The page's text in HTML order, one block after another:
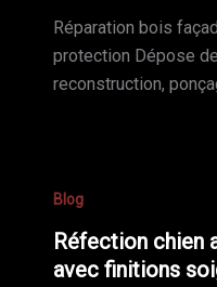
Réparation bois
protection Dépose
reconstruction,
Blog
Réfection chien
avec finitions